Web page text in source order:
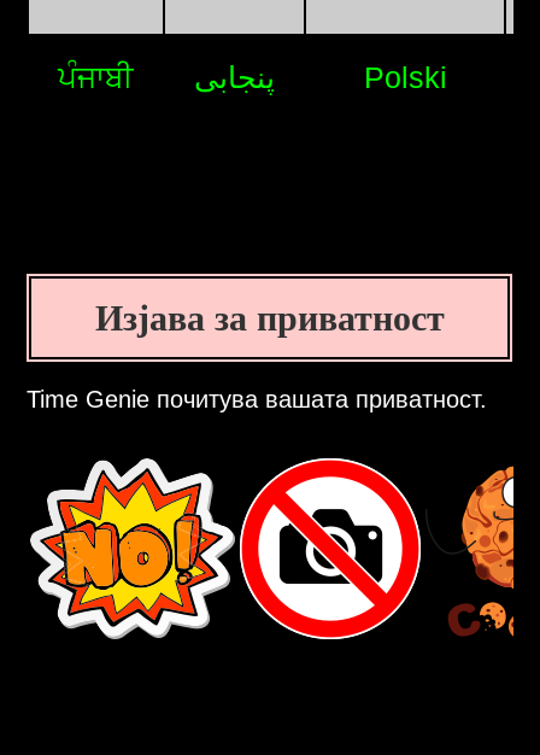
ਪੰਜਾਬੀ پنجابی Polski
Изјава за приватност
Time Genie почитува вашата приватност.